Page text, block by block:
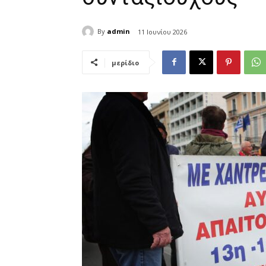
By admin 11 Ιουνίου 2026
μερίδιο